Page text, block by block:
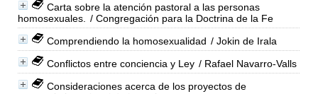
Carta sobre la atención pastoral a las personas
homosexuales.
/ Congregación para la Doctrina de la Fe
Comprendiendo la homosexualidad / Jokin de Irala
Conflictos entre conciencia y Ley / Rafael Navarro-Valls
Consideraciones acerca de los proyectos de